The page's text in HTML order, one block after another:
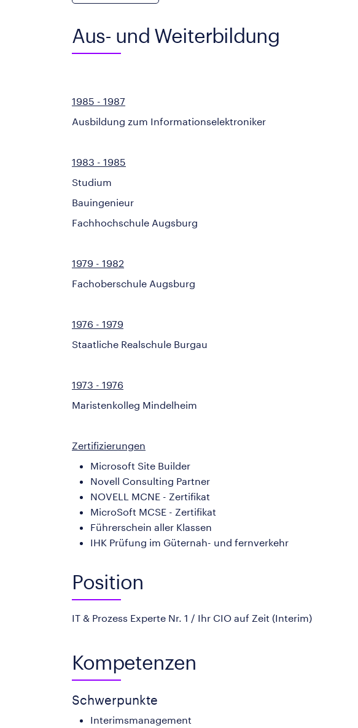
Aus- und Weiterbildung
1985 - 1987
Ausbildung zum Informationselektroniker
1983 - 1985
Studium
Bauingenieur
Fachhochschule Augsburg
1979 - 1982
Fachoberschule Augsburg
1976 - 1979
Staatliche Realschule Burgau
1973 - 1976
Maristenkolleg Mindelheim
Zertifizierungen
Microsoft Site Builder
Novell Consulting Partner
NOVELL MCNE - Zertifikat
MicroSoft MCSE - Zertifikat
Führerschein aller Klassen
IHK Prüfung im Güternah- und fernverkehr
Position
IT & Prozess Experte Nr. 1 / Ihr CIO auf Zeit (Interim)
Kompetenzen
Schwerpunkte
Interimsmanagement